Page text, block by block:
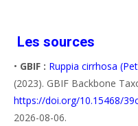
Les sources
• GBIF : Ruppia cirrhosa
(2023). GBIF Backbone
https://doi.org/10.15468/
2026-08-06.